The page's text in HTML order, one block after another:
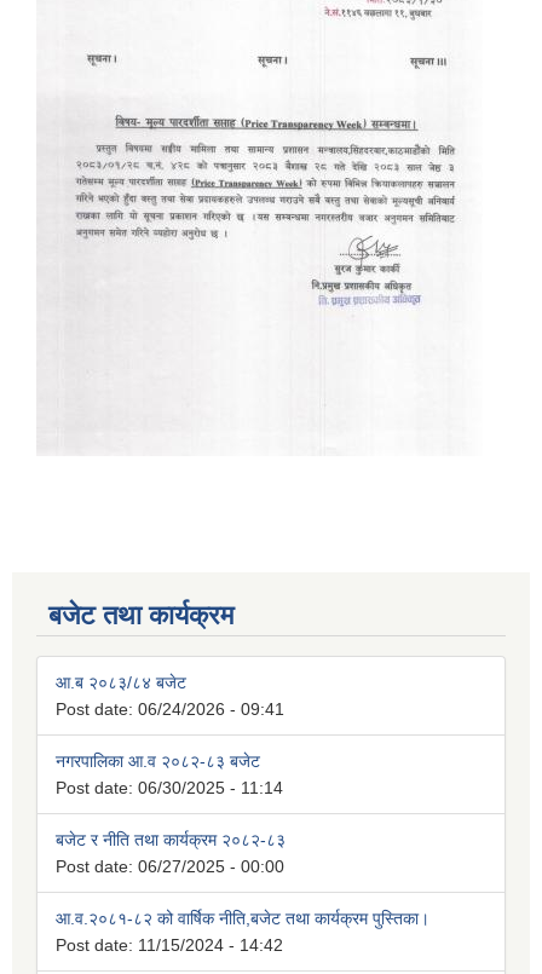
बजेट तथा कार्यक्रम
आ.ब २०८३/८४ बजेट
Post date: 06/24/2026 - 09:41
नगरपालिका आ.व २०८२-८३ बजेट
Post date: 06/30/2025 - 11:14
बजेट र नीति तथा कार्यक्रम २०८२-८३
Post date: 06/27/2025 - 00:00
आ.व.२०८१-८२ को वार्षिक नीति,बजेट तथा कार्यक्रम पुस्तिका।
Post date: 11/15/2024 - 14:42